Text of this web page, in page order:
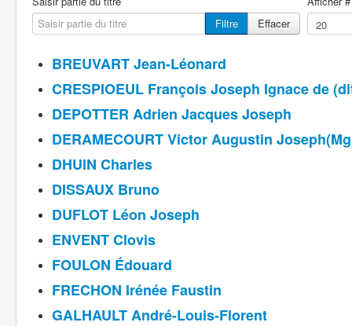
Filtre
Effacer
BREUVART Jean-Léonard
CRESPIOEUL François Joseph Ignace de
DEPOTTER Adrien Jacques Joseph
DERAMECOURT Victor Augustin
DHUIN Charles
DISSAUX Bruno
DUFLOT Léon Joseph
ENVENT Clovis
FOULON Édouard
FRECHON Irénée Faustin
GALHAULT André-Louis-Florent